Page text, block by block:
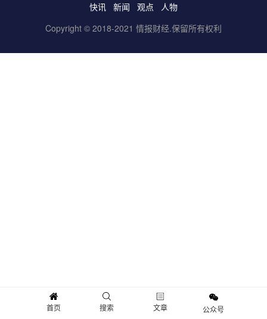
快讯 新闻 观点
人物
Copyright © 2018-2021 情报财经.保留所有权利
首页 搜索 文章 公众号